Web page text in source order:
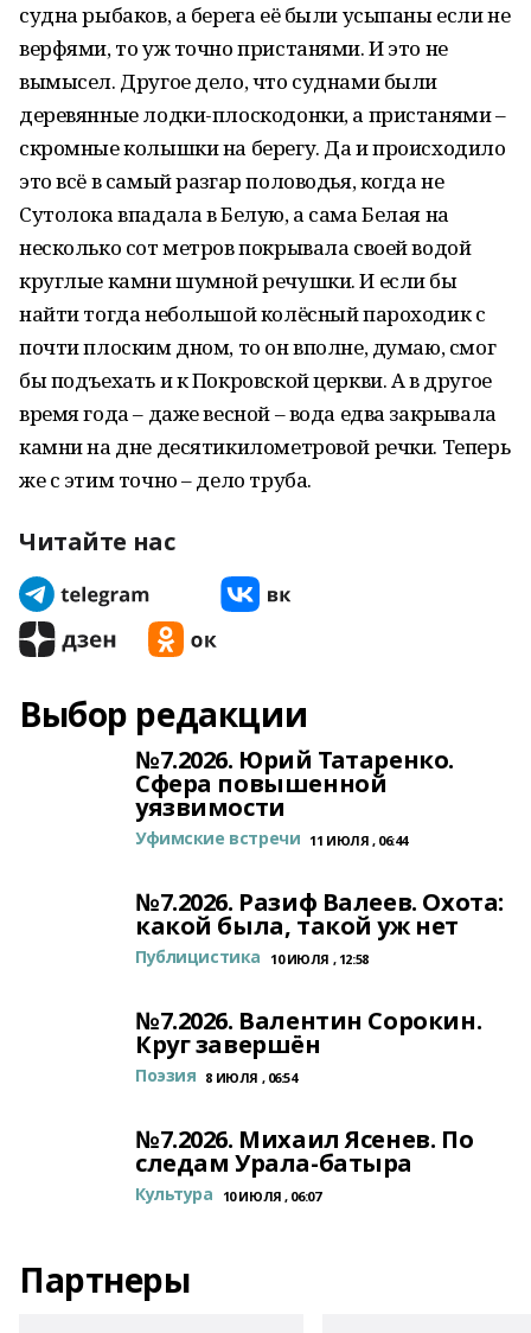
судна рыбаков, а берега её были усыпаны если не
верфями, то уж точно пристанями. И это не
вымысел. Другое дело, что суднами были
деревянные лодки-плоскодонки, а пристанями –
скромные колышки на берегу. Да и происходило
это всё в самый разгар половодья, когда не
Сутолока впадала в Белую, а сама Белая на
несколько сот метров покрывала своей водой
круглые камни шумной речушки. И если бы
найти тогда небольшой колёсный пароходик с
почти плоским дном, то он вполне, думаю, смог
бы подъехать и к Покровской церкви. А в другое
время года – даже весной – вода едва закрывала
камни на дне десятикилометровой речки. Теперь
же с этим точно – дело труба.
Читайте нас
Выбор редакции
№7.2026. Юрий Татаренко.
Сфера повышенной
уязвимости
Уфимские встречи 11 ИЮЛЯ , 06:44
№7.2026. Разиф Валеев. Охота:
какой была, такой уж нет
Публицистика 10 ИЮЛЯ , 12:58
№7.2026. Валентин Сорокин.
Круг завершён
Поэзия 8 ИЮЛЯ , 06:54
№7.2026. Михаил Ясенев. По
следам Урала-батыра
Культура 10 ИЮЛЯ , 06:07
Партнеры